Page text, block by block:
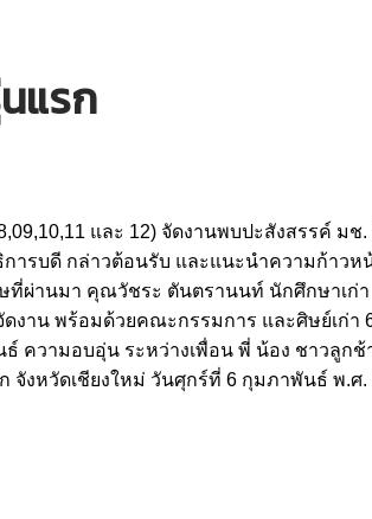
แรก
และ 12) จัดงานพบปะสังสรรค์ มช.
รบดี กล่าวต้อนรับ และแนะนำความก้าวห
ที่ผ่านมา คุณวัชระ ตันตรานนท์ นักศึกษาเก่า
งาน พร้อมด้วยคณะกรรมการ และศิษย์เก่า
ความอบอุ่น ระหว่างเพื่อน พี่ น้อง ชาวลูก
จังหวัดเชียงใหม่ วันศุกร์ที่ 6 กุมภาพันธ์ พ.ศ.